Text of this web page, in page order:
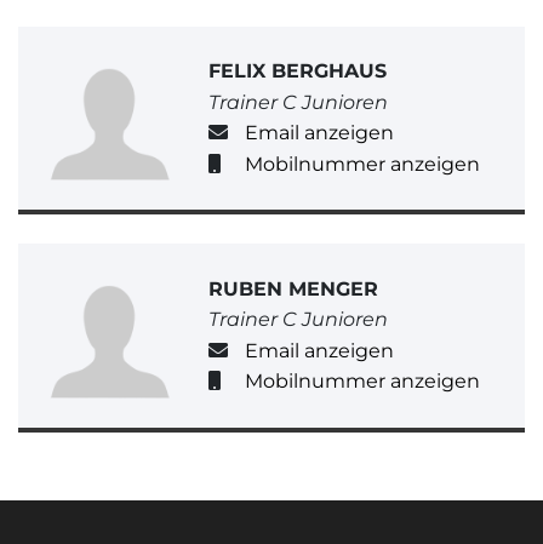
FELIX BERGHAUS
Trainer C Junioren
Email anzeigen
Mobilnummer anzeigen
RUBEN MENGER
Trainer C Junioren
Email anzeigen
Mobilnummer anzeigen